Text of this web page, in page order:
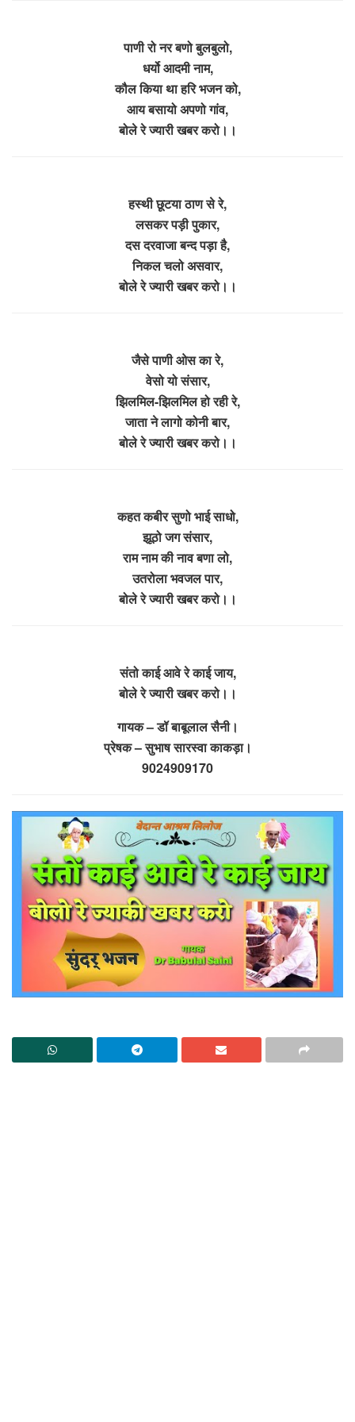
पाणी रो नर बणो बुलबुलो,
धर्यो आदमी नाम,
कौल किया था हरि भजन को,
आय बसायो अपणो गांव,
बोले रे ज्यारी खबर करो।।
हस्थी छूटया ठाण से रे,
लसकर पड़ी पुकार,
दस दरवाजा बन्द पड़ा है,
निकल चलो असवार,
बोले रे ज्यारी खबर करो।।
जैसे पाणी ओस का रे,
वेसो यो संसार,
झिलमिल-झिलमिल हो रही रे,
जाता ने लागो कोनी बार,
बोले रे ज्यारी खबर करो।।
कहत कबीर सुणो भाई साधो,
झूठो जग संसार,
राम नाम की नाव बणा लो,
उतरोला भवजल पार,
बोले रे ज्यारी खबर करो।।
संतो काई आवे रे काई जाय,
बोले रे ज्यारी खबर करो।।
गायक – डॉ बाबूलाल सैनी।
प्रेषक – सुभाष सारस्वा काकड़ा।
9024909170